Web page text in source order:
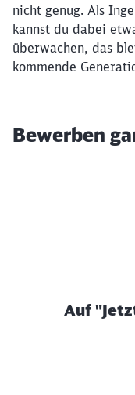
nicht genug. Als
kannst du dabei
überwachen, das
kommende
Bewerben
Auf